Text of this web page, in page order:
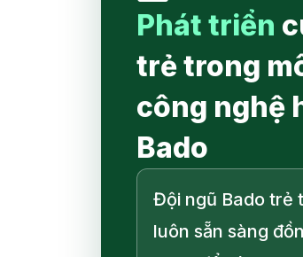
Phát triển
trẻ trong
công nghệ
Bado
Đội ngũ Bado trẻ
luôn sẵn sàng